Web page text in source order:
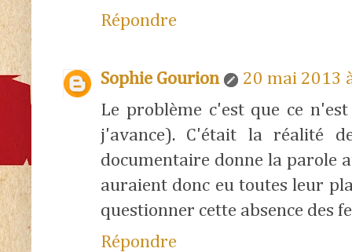
Répondre
Sophie Gourion
20 mai 2013
Le problème c'est que ce
j'avance). C'était la réalité
documentaire donne la parole
auraient donc eu toutes leur
questionner cette absence des
Répondre